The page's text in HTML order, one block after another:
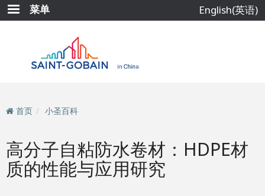
跳
转
菜单 English(英语)
首页 小圣百科
高分子自粘防水卷材：HDPE材
质的性能与应用研究